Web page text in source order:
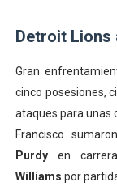
Detroit Lions
Gran
cinco posesiones,
ataques para unas
Francisco
Purdyen
Williams por